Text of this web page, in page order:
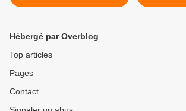
Hébergé par Overblog
Top articles
Pages
Contact